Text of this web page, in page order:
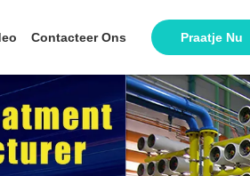
Contacteer Ons Praatje Nu